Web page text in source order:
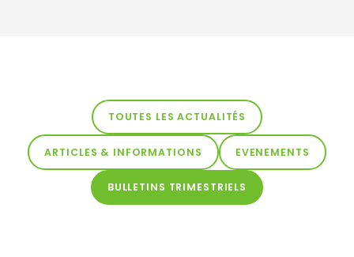
TOUTES LES ACTUALITÉS
ARTICLES & INFORMATIONS EVENEMENTS
BULLETINS TRIMESTRIELS